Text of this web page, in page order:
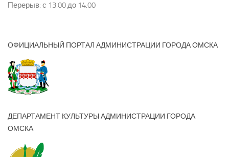
Перерыв: с 13.00 до 14.00
ОФИЦИАЛЬНЫЙ ПОРТАЛ АДМИНИСТРАЦИИ ГОРОДА ОМСКА
ДЕПАРТАМЕНТ КУЛЬТУРЫ АДМИНИСТРАЦИИ ГОРОДА
ОМСКА